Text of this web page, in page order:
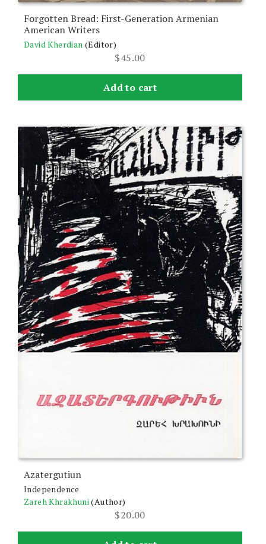
Forgotten Bread: First-Generation Armenian
American Writers
David Kherdian (Editor)
$45.00
Add to cart
Azatergutiun
Independence
Zareh Khrakhuni (Author)
$20.00